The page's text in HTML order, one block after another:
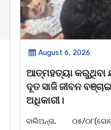
August 5, 2026
ନୀଳକଣ୍ଠ ଦାସ ଥିଲେ
ବ୍ୟକ୍ତିତ୍ୱ ର
ସାରସ୍ୱତ ପ୍ରତିଭାଙ୍କୁ